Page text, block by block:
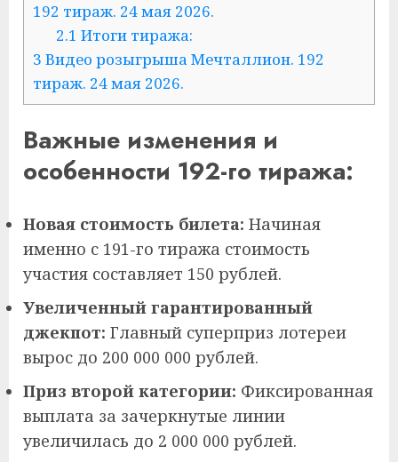
192 тираж. 24 мая 2026.
2.1 Итоги тиража:
3 Видео розыгрыша Мечталлион. 192
тираж. 24 мая 2026.
Важные изменения и
особенности 192-го тиража:
Новая стоимость билета: Начиная
именно с 191-го тиража стоимость
участия составляет 150 рублей.
Увеличенный гарантированный
джекпот: Главный суперприз лотереи
вырос до 200 000 000 рублей.
Приз второй категории: Фиксированная
выплата за зачеркнутые линии
увеличилась до 2 000 000 рублей.